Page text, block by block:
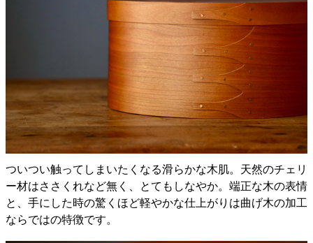
ついつい触ってしまいたくなる滑らかな木肌。天然のチェリ
ー材はささくれなど無く、とてもしなやか。端正な木の表情
と、手にした時の驚くほど軽やかな仕上がりは曲げ木の加工
ならではの特徴です。